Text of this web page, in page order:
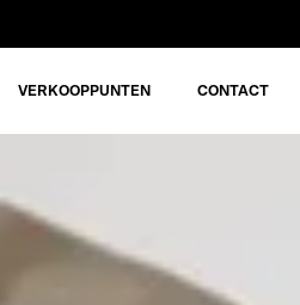
VERKOOPPUNTEN CONTACT